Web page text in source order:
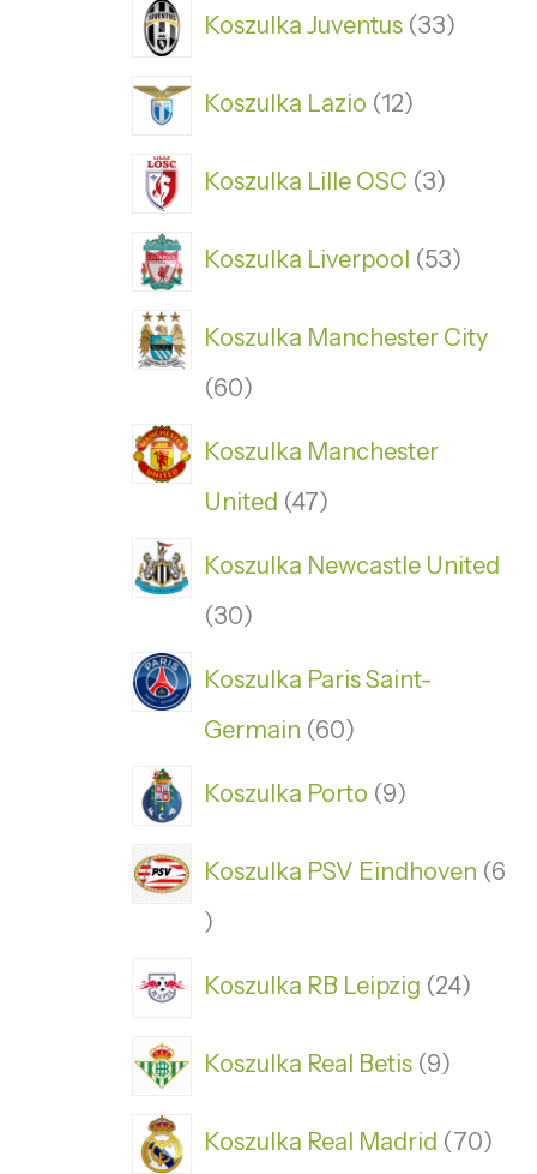
Koszulka Juventus 33
Koszulka Lazio 12
Koszulka Lille OSC 3
Koszulka Liverpool 53
Koszulka Manchester City
60
Koszulka Manchester
United 47
Koszulka Newcastle United
30
Koszulka Paris Saint-
Germain 60
Koszulka Porto 9
Koszulka PSV Eindhoven 6
Koszulka RB Leipzig 24
Koszulka Real Betis 9
Koszulka Real Madrid 70